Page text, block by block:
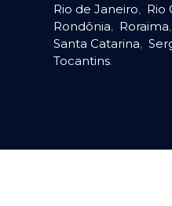
Rio de Janeiro, Rio
Rondônia, Roraima,
Santa Catarina,
Tocantins.